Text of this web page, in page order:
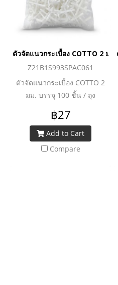
ตัวจัดแนวกระเบื้อง COTTO 2 มม
Z21B1S993SPAC061
ตัวจัดแนวกระเบื้อง COTTO 2
มม. บรรจุ 100 ชิ้น / ถุง
฿27
Add to Cart
Compare